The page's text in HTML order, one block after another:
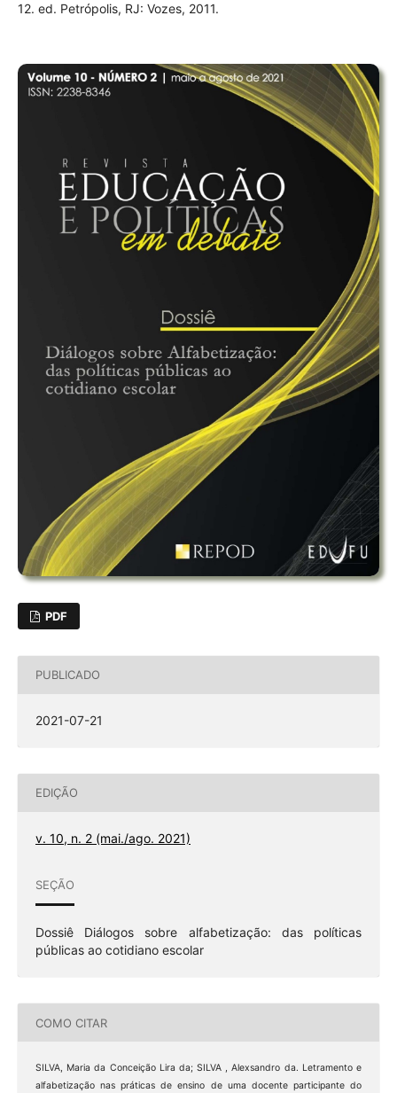
12. ed. Petrópolis, RJ: Vozes, 2011.
PDF
PUBLICADO
2021-07-21
EDIÇÃO
v. 10, n. 2 (mai./ago. 2021)
SEÇÃO
Dossiê Diálogos sobre alfabetização: das políticas
públicas ao cotidiano escolar
COMO CITAR
SILVA, Maria da Conceição Lira da; SILVA , Alexsandro da. Letramento e
alfabetização nas práticas de ensino de uma docente participante do